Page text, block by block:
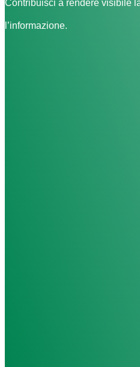
Contribuisci a rendere visibile
l’informazione.